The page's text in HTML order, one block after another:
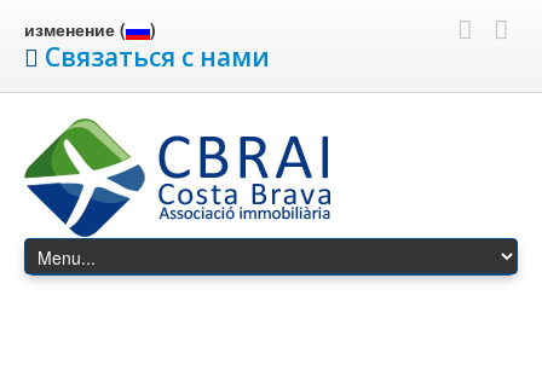
изменение ( )
Связаться с нами